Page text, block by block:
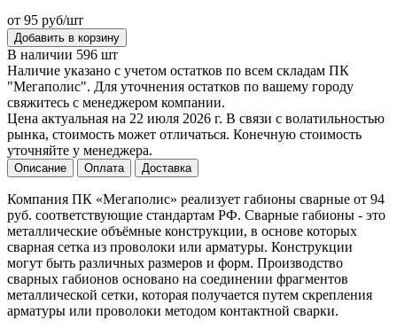
от 95 руб/шт
Добавить в корзину
В наличии 596 шт
Наличие указано с учетом остатков по всем складам ПК
"Мегаполис". Для уточнения остатков по вашему городу
свяжитесь с менеджером компании.
Цена актуальная на 22 июля 2026 г. В связи с волатильностью
рынка, стоимость может отличаться. Конечную стоимость
уточняйте у менеджера.
Описание Оплата Доставка
Компания ПК «Мегаполис» реализует габионы сварные от 94
руб. соответствующие стандартам РФ. Сварные габионы - это
металлические объёмные конструкции, в основе которых
сварная сетка из проволоки или арматуры. Конструкции
могут быть различных размеров и форм. Производство
сварных габионов основано на соединении фрагментов
металлической сетки, которая получается путем скрепления
арматуры или проволоки методом контактной сварки.